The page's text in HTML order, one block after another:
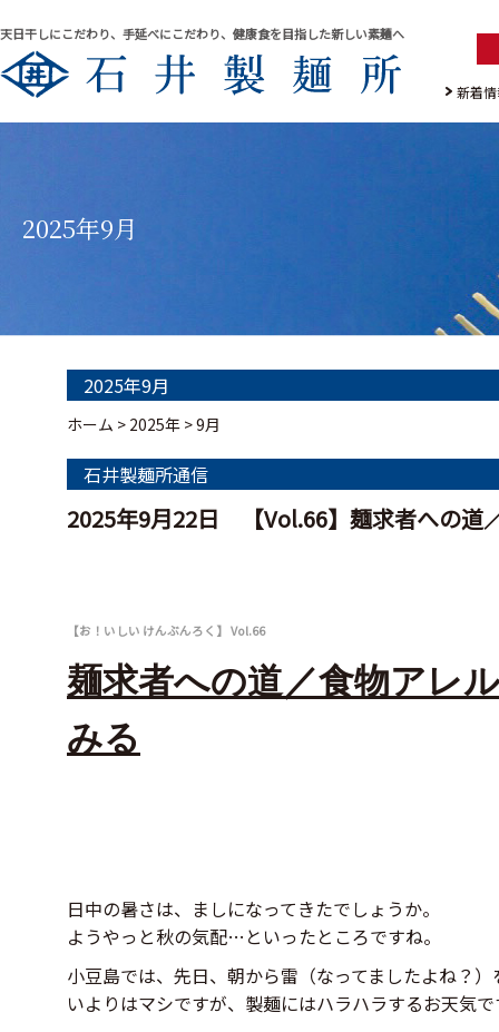
天日干しにこだわり、手延べにこだわり、健康食を目指した新しい素麺へ
新着
2025年9月
2025年9月
ホーム > 2025年 >9月
石井製麺所通信
2025年9月22日 【Vol.66】麺求者への道
【お！いしい けんぶんろく】 Vol.66
麺求者への道／食物アレ
みる
日中の暑さは、ましになってきたでしょうか。
ようやっと秋の気配…といったところですね。
小豆島では、先日、朝から雷（なってましたよね？
いよりはマシですが、製麺にはハラハラするお天気で